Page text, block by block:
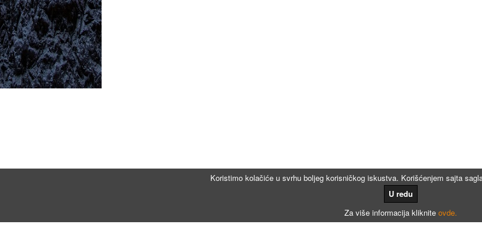
Koristimo kolačiće u svrhu boljeg korisničkog iskustva. Korišćenjem sajta
U redu
Za više informacija kliknite ovde.
Kalkulatori